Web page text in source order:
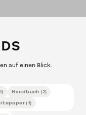
auf einen Blick.
1) Handbuch (2)
(1)